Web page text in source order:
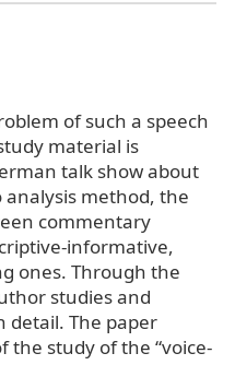
of such a speech
material is
talk show about
method, the
commentary
informative,
ones. Through the
studies and
detail. The paper
the study of the “voice-